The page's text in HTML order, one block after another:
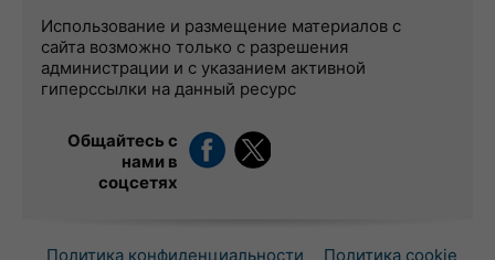
Использование и размещение материалов с
сайта возможно только с разрешения
администрации и с указанием активной
гиперссылки на данный ресурс
Общайтесь с
нами в
соцсетях
Политика конфиденциальности Политика cookie